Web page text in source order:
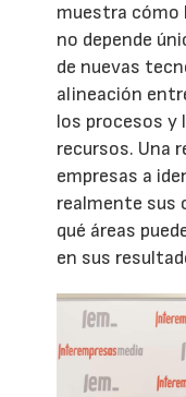
muestra cómo
no depende
de nuevas
alineación
los procesos y
recursos. Una
empresas a
realmente sus
qué áreas
en sus